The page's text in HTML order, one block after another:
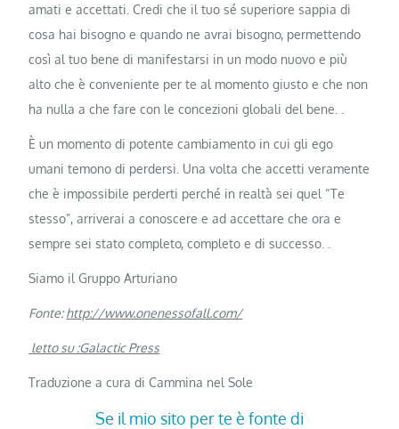
amati e accettati. Credi che il tuo sé superiore sappia di
cosa hai bisogno e quando ne avrai bisogno, permettendo
così al tuo bene di manifestarsi in un modo nuovo e più
alto che è conveniente per te al momento giusto e che non
ha nulla a che fare con le concezioni globali del bene. .
È un momento di potente cambiamento in cui gli ego
umani temono di perdersi. Una volta che accetti veramente
che è impossibile perderti perché in realtà sei quel “Te
stesso”, arriverai a conoscere e ad accettare che ora e
sempre sei stato completo, completo e di successo. .
Siamo il Gruppo Arturiano
Fonte:http://www.onenessofall.com/
letto su :Galactic Press
Traduzione a cura di Cammina nel Sole
Se il mio sito per te è fonte di